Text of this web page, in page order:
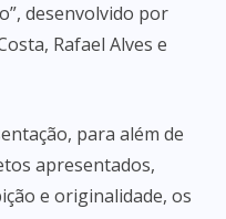
desenvolvido por
Rafael Alves e
para além de
apresentados,
e originalidade, os